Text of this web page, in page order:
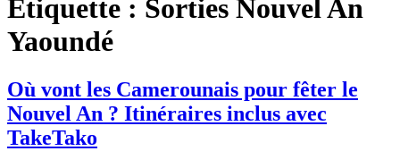
Étiquette : Sorties Nouvel An
Yaoundé
Où vont les Camerounais pour fêter le
Nouvel An ? Itinéraires inclus avec
TakeTako